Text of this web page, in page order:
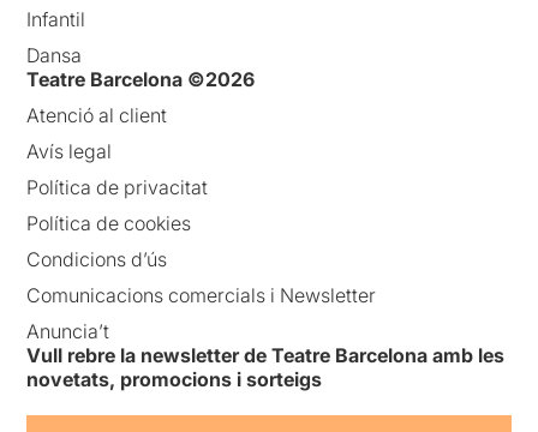
Infantil
Dansa
Teatre Barcelona ©2026
Atenció al client
Avís legal
Política de privacitat
Política de cookies
Condicions d’ús
Comunicacions comercials i Newsletter
Anuncia’t
Vull rebre la newsletter de Teatre Barcelona amb les
novetats, promocions i sorteigs